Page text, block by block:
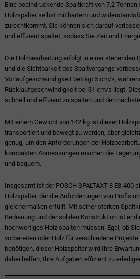
Eine beeindruckende Spaltkraft von 7,2
Holzspalter selbst mit hartem und
zurechtkommt. Sie können sich darauf
und effizient spaltet, sodass Sie Zeit und
Die Holzbearbeitung erfolgt in einer stehenden
und die Sichtbarkeit des Spaltvorgangs
Vorlaufgeschwindigkeit beträgt 5 cm/s,
Rücklaufgeschwindigkeit bei 31 cm/s liegt.
schnell und effizient zu spalten und den
Mit einem Gewicht von 142 kg ist dieser
transportiert und bewegt zu werden, aber
genug, um den Anforderungen der
kompakten Abmessungen machen die
und bequem.
Insgesamt ist der POSCH SPALTAXT 8 E3-400
Holzspalter, der die Anforderungen von Profis
gleichermaßen erfüllt. Mit seiner starken
Bedienung und der soliden Konstruktion ist er
hochwertiges Holz spalten müssen. Egal, ob
vorbereiten oder Holz für verschiedene Projekte
benötigen, dieser Holzspalter wird Ihre
dabei helfen, Ihre Aufgaben effizient zu